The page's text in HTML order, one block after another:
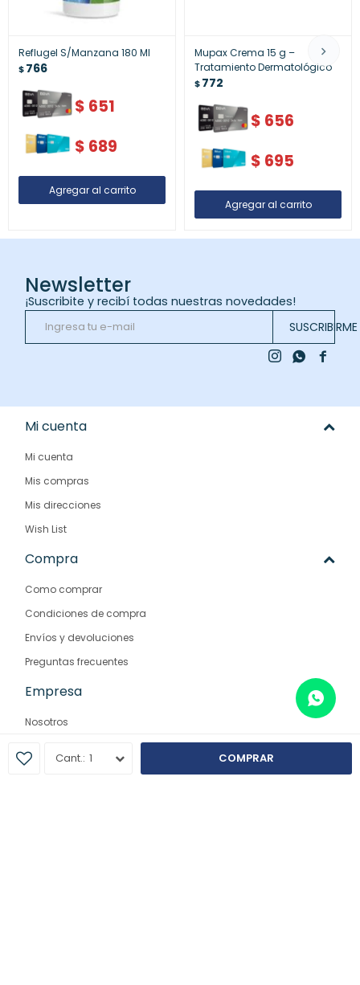
1 COMPRAR
Reflugel S/Manzana 180 Ml
$766
$ 651
$ 689
Mupax Crema 15 g –
Tratamiento Dermatológico
$772
$ 656
$ 695
Newsletter
¡Suscribite y recibí todas nuestras novedades!
SUSCRIBIRME

 
Mi cuenta
Mi cuenta
Mis compras
Mis direcciones
Wish List
Compra
Como comprar
Condiciones de compra
Envíos y devoluciones
Preguntas frecuentes
Empresa
Nosotros